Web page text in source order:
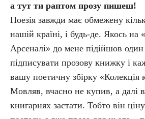
а тут ти раптом прозу пишеш!
Поезія завжди має обмежену
нашій країні, і будь-де. Якось
Арсеналі» до мене підійшов один
підписувати прозову книжку і
вашу поетичну збірку «Колекція
Мовляв, вчасно не купив, а далі
книгарнях застати. Тобто він